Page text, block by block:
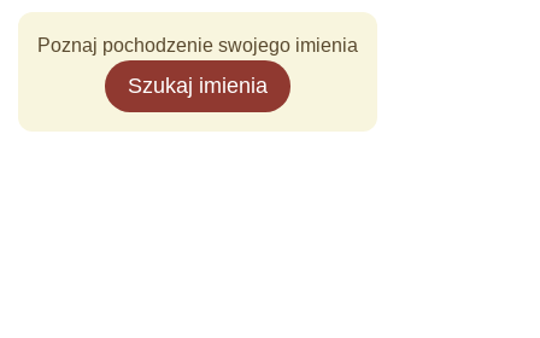
Poznaj pochodzenie swojego imienia
Szukaj imienia